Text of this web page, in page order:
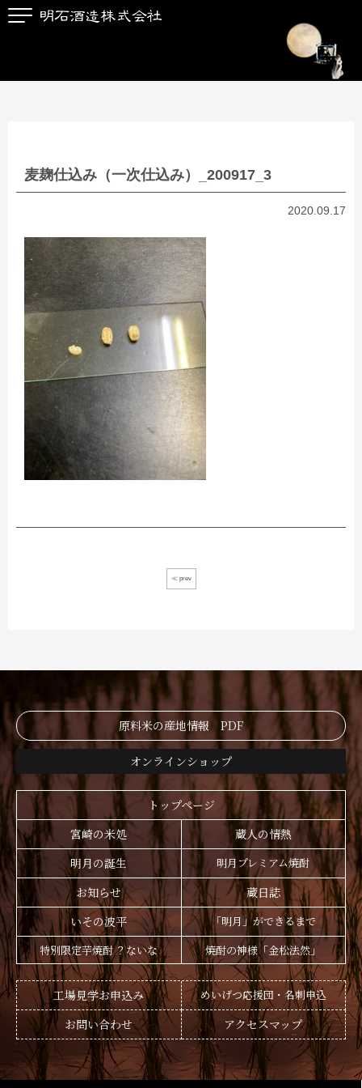
麦麹仕込み（一次仕込み）_200917_3
2020.09.17
≪ prev
原料米の産地情報 PDF
オンラインショップ
トップページ
宮崎の米処
蔵人の情熱
明月の誕生
明月プレミアム焼酎
お知らせ
蔵日誌
いその波平
「明月」ができるまで
特別限定芋焼酎 ？ないな
焼酎の神様「金松法然」
工場見学お申込み めいげつ応援団・名刺申込
お問い合わせ アクセスマップ